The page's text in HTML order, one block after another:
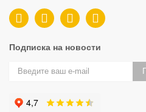
Подписка на новости